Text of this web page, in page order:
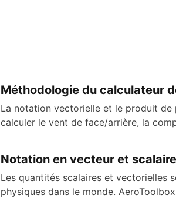
Méthodologie du calculateur
La notation vectorielle et le produit de
calculer le vent de face/arrière, la
Notation en vecteur et scalaire
Les quantités scalaires et vectorielles
physiques dans le monde.